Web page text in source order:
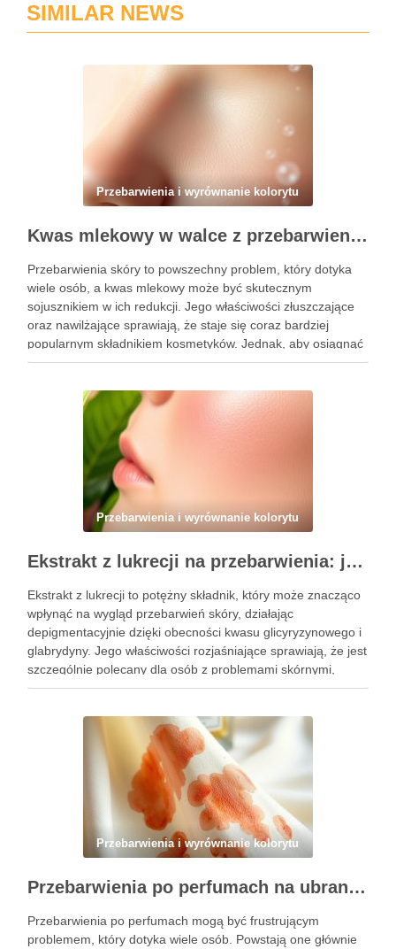
SIMILAR NEWS
Przebarwienia i wyrównanie kolorytu
Kwas mlekowy w walce z przebarwieniami: skuteczne działanie i najczęstsze błędy stosowania
Przebarwienia skóry to powszechny problem, który dotyka
wiele osób, a kwas mlekowy może być skutecznym
sojusznikiem w ich redukcji. Jego właściwości złuszczające
oraz nawilżające sprawiają, że staje się coraz bardziej
popularnym składnikiem kosmetyków. Jednak, aby osiągnąć
zamierzone efekty, kluczowe jest nie tylko jego odpowiednie
Przebarwienia i wyrównanie kolorytu
Ekstrakt z lukrecji na przebarwienia: jak działa i kiedy warto go stosować w pielęgnacji skóry
Ekstrakt z lukrecji to potężny składnik, który może znacząco
wpłynąć na wygląd przebarwień skóry, działając
depigmentacyjnie dzięki obecności kwasu glicyryzynowego i
glabrydyny. Jego właściwości rozjaśniające sprawiają, że jest
szczególnie polecany dla osób z problemami skórnymi,
takimi jak przebarwienia czy zmiany potrądzikowe. Warto
Przebarwienia i wyrównanie kolorytu
Przebarwienia po perfumach na ubraniach i skórze: przyczyny, usuwanie i zapobieganie błędom
Przebarwienia po perfumach mogą być frustrującym
problemem, który dotyka wiele osób. Powstają one głównie